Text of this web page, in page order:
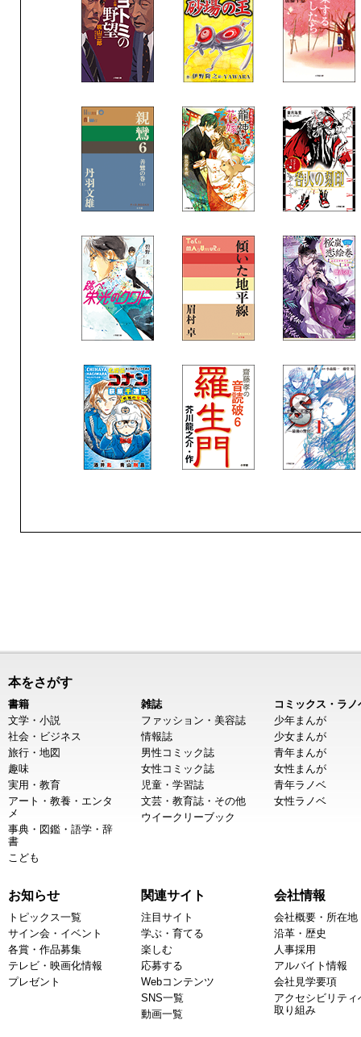
本をさがす
書籍
文学・小説
社会・ビジネス
旅行・地図
趣味
実用・教育
アート・教養・エンタ
メ
事典・図鑑・語学・辞
書
こども
雑誌
ファッション・美容誌
情報誌
男性コミック誌
女性コミック誌
児童・学習誌
文芸・教育誌・その他
ウイークリーブック
コミックス・ラノ
少年まんが
少女まんが
青年まんが
女性まんが
青年ラノベ
女性ラノベ
お知らせ
トピックス一覧
サイン会・イベント
各賞・作品募集
テレビ・映画化情報
プレゼント
関連サイト
注目サイト
学ぶ・育てる
楽しむ
応募する
Webコンテンツ
SNS一覧
動画一覧
会社情報
会社概要・所在地
沿革・歴史
人事採用
アルバイト情報
会社見学要項
アクセシビリティ
取り組み